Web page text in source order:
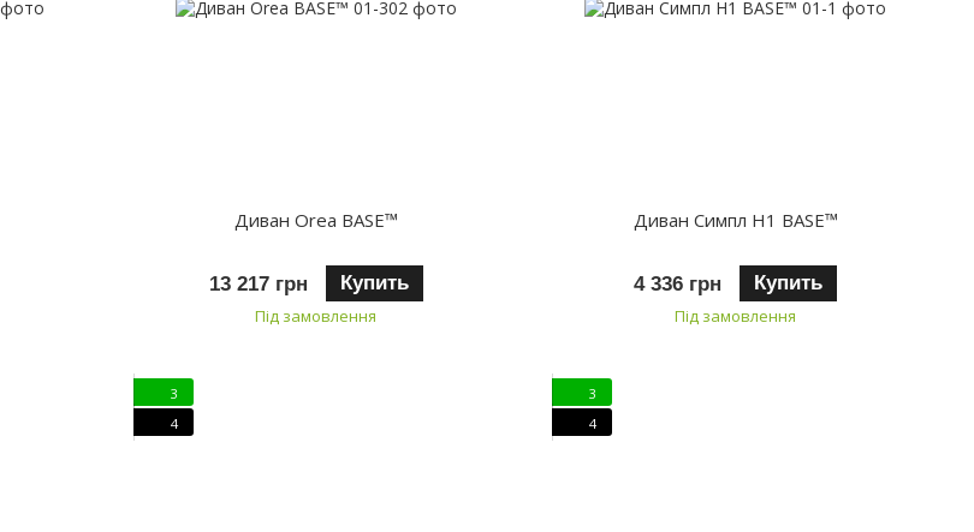
Диван Orea BASE™
13 217 грн Купить
Під замовлення
Диван Симпл H1 BASE™
4 336 грн Купить
Під замовлення
3
4
3
4